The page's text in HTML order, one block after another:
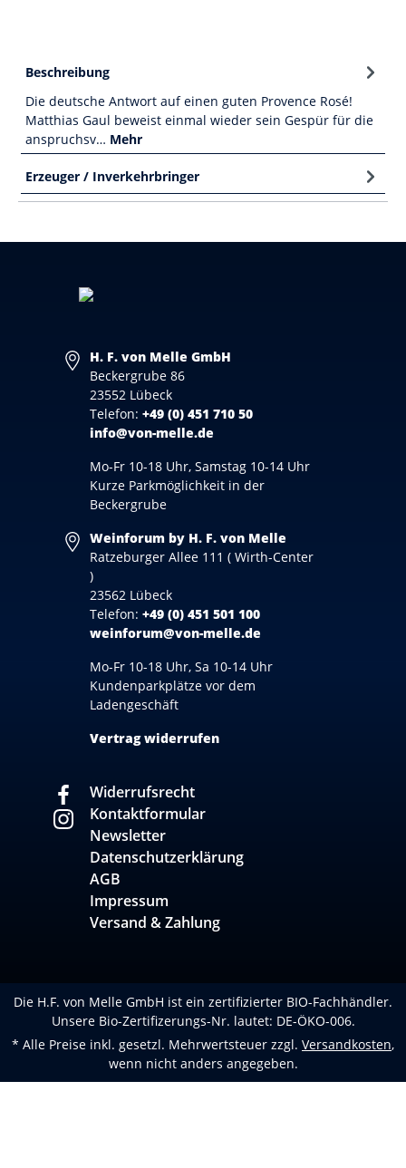
Beschreibung
Die deutsche Antwort auf einen guten Provence Rosé!
Matthias Gaul beweist einmal wieder sein Gespür für die
anspruchsv… Mehr
Erzeuger / Inverkehrbringer
H. F. von Melle GmbH
Beckergrube 86
23552 Lübeck
Telefon: +49 (0) 451 710 50
info@von-melle.de
Mo-Fr 10-18 Uhr, Samstag 10-14 Uhr
Kurze Parkmöglichkeit in der
Beckergrube
Weinforum by H. F. von Melle
Ratzeburger Allee 111 ( Wirth-Center
)
23562 Lübeck
Telefon: +49 (0) 451 501 100
weinforum@von-melle.de
Mo-Fr 10-18 Uhr, Sa 10-14 Uhr
Kundenparkplätze vor dem
Ladengeschäft
Vertrag widerrufen
Widerrufsrecht
Kontaktformular
Newsletter
Datenschutzerklärung
AGB
Impressum
Versand & Zahlung
Die H.F. von Melle GmbH ist ein zertifizierter BIO-Fachhändler.
Unsere Bio-Zertifizerungs-Nr. lautet: DE-ÖKO-006.
* Alle Preise inkl. gesetzl. Mehrwertsteuer zzgl. Versandkosten,
wenn nicht anders angegeben.